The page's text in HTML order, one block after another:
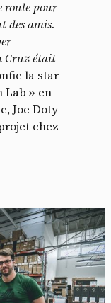
roule pour
des amis.
Cruz était
la star
Lab » en
Joe Doty
chez